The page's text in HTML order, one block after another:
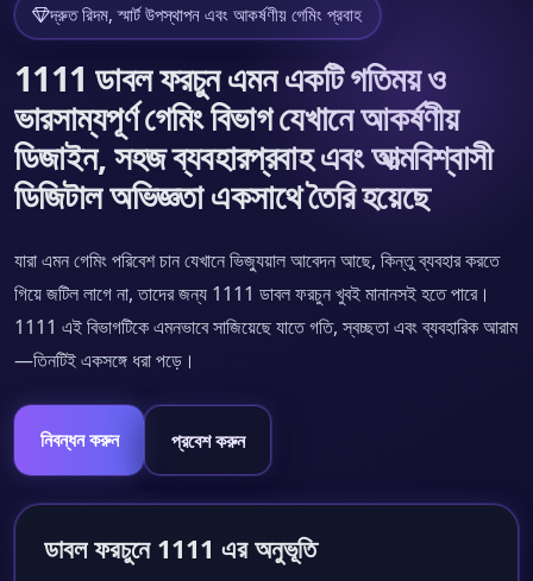
দ্রুত রিদম, স্মার্ট উপস্থাপন এবং আকর্ষণীয় গেমিং প্রবাহ
1111 ডাবল ফরচুন এমন একটি গতিময় ও
ভারসাম্যপূর্ণ গেমিং বিভাগ যেখানে আকর্ষণীয়
ডিজাইন, সহজ ব্যবহারপ্রবাহ এবং আত্মবিশ্বাসী
ডিজিটাল অভিজ্ঞতা একসাথে তৈরি হয়েছে
যারা এমন গেমিং পরিবেশ চান যেখানে ভিজ্যুয়াল আবেদন আছে, কিন্তু ব্যবহার করতে
গিয়ে জটিল লাগে না, তাদের জন্য 1111 ডাবল ফরচুন খুবই মানানসই হতে পারে।
1111 এই বিভাগটিকে এমনভাবে সাজিয়েছে যাতে গতি, স্বচ্ছতা এবং ব্যবহারিক আরাম
—তিনটিই একসঙ্গে ধরা পড়ে।
নিবন্ধন করুন প্রবেশ করুন
ডাবল ফরচুনে 1111 এর অনুভূতি